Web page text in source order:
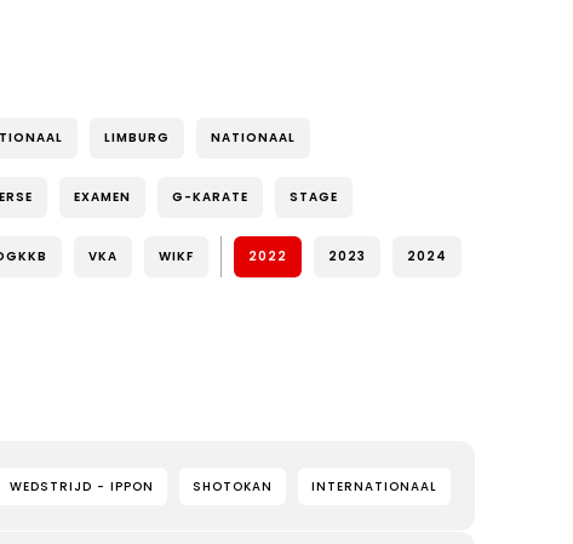
LIMBURG NATIONAAL
EXAMEN G-KARATE STAGE
VKA WIKF 2022 2023 2024
WEDSTRIJD - IPPON SHOTOKAN INTERNATIONAAL